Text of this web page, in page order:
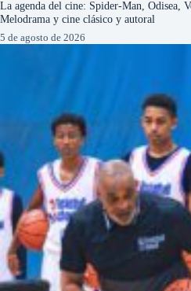
La agenda del cine: Spider-Man, Odisea,
Melodrama y cine clásico y autoral
5 de agosto de 2026